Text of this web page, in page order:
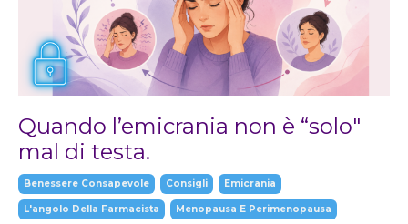
Quando l’emicrania non è “solo"
mal di testa.
Benessere Consapevole Consigli Emicrania
L'angolo Della Farmacista Menopausa E Perimenopausa